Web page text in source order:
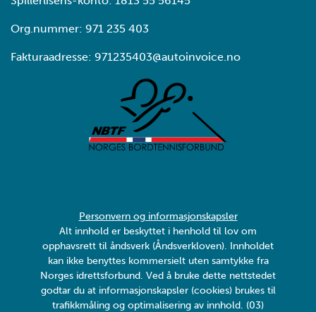
Org.nummer: 971 235 403
Fakturaadresse: 971235403@autoinvoice.no
Personvern og informasjonskapsler
Alt innhold er beskyttet i henhold til lov om
opphavsrett til åndsverk (Åndsverkloven). Innholdet
kan ikke benyttes kommersielt uten samtykke fra
Norges idrettsforbund. Ved å bruke dette nettstedet
godtar du at informasjonskapsler (cookies) brukes til
trafikkmåling og optimalisering av innhold. (03)